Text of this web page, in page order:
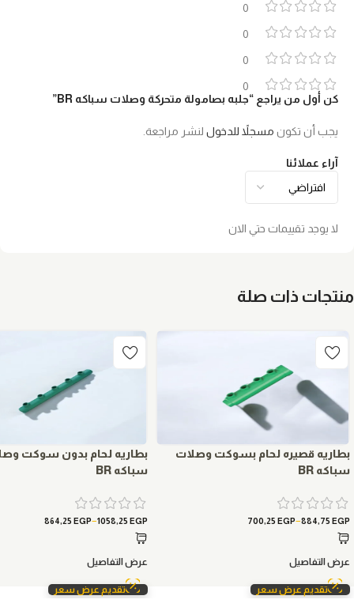
0
0
0
0
آراء عملائنا
لا يوجد تقييمات حتي الان
كن أول من يراجع “جلبه بصامولة متحركة وصلات سباكه BR”
يجب أن تكون مسجلاً للدخول لنشر مراجعة.
منتجات ذات صلة
بطاريه قصيره لحام بسوكت وصلات
سباكه BR
700,25 EGP–884,75 EGP
عرض التفاصيل
تقديم عرض سعر
بطاريه لحام بدون سوكت
سباكه BR
864,25 EGP–1058,25 EGP
عرض التفاصيل
تقديم عرض سعر